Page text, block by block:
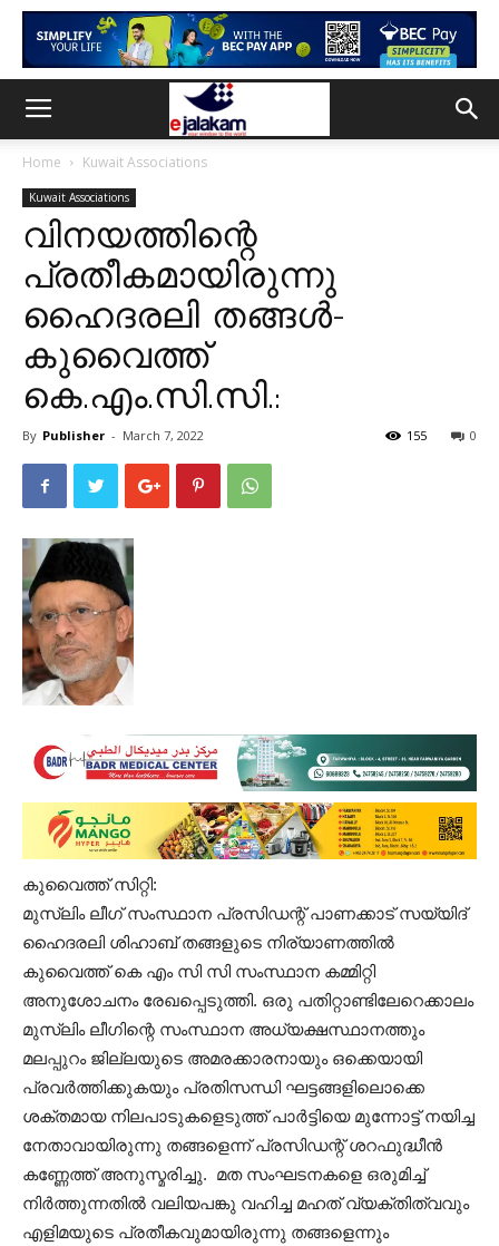
Home Kuwait Associations
Kuwait Associations
വിനയത്തിന്റെ
പ്രതീകമായിരുന്നു
ഹൈദരലി തങ്ങൾ-
കുവൈത്ത്
കെ.എം.സി.സി.:
By Publisher - March 7, 2022 0
155
കുവൈത്ത് സിറ്റി:
മുസ്ലിം ലീഗ്‌ സംസ്ഥാന പ്രസിഡന്റ് പാണക്കാട്‌ സയ്യിദ്‌
ഹൈദരലി ശിഹാബ്‌ തങ്ങളുടെ നിര്യാണത്തിൽ
കുവൈത്ത്‌ കെ എം സി സി സംസ്ഥാന കമ്മിറ്റി
അനുശോചനം രേഖപ്പെടുത്തി. ഒരു പതിറ്റാണ്ടിലേറെക്കാലം
മുസ്ലിം ലീഗിന്റെ സംസ്ഥാന അധ്യക്ഷസ്ഥാനത്തും
മലപ്പുറം ജില്ലയുടെ അമരക്കാരനായും ഒക്കെയായി
പ്രവർത്തിക്കുകയും പ്രതിസന്ധി ഘട്ടങ്ങളിലൊക്കെ
ശക്തമായ നിലപാടുകളെടുത്ത് പാർട്ടിയെ മുന്നോട്ട് നയിച്ച
നേതാവായിരുന്നു തങ്ങളെന്ന് പ്രസിഡന്റ് ശറഫുദ്ധീൻ
കണ്ണേത്ത് അനുസ്മരിച്ചു. മത സംഘടനകളെ ഒരുമിച്ച്
നിർത്തുന്നതിൽ വലിയപങ്കു വഹിച്ച മഹത് വ്യക്തിത്വവും
എളിമയുടെ പ്രതീകവുമായിരുന്നു തങ്ങളെന്നും